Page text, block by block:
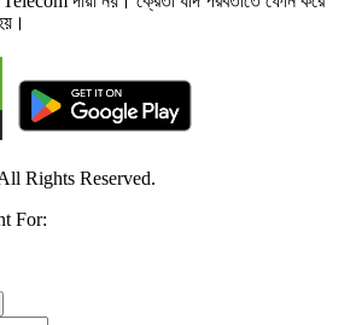
Rights Reserved.
For: